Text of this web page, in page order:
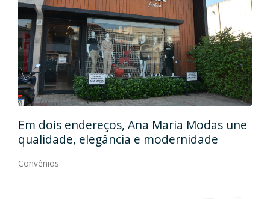
Em dois endereços, Ana Maria Modas une
qualidade, elegância e modernidade
Convênios